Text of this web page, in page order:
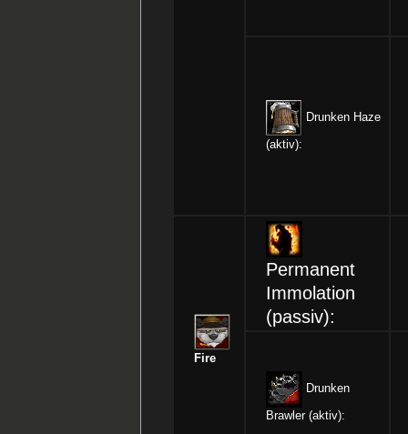
Drunken Haze
(aktiv):
Fire
Permanent
Immolation
(passiv):
Drunken
Brawler (aktiv):